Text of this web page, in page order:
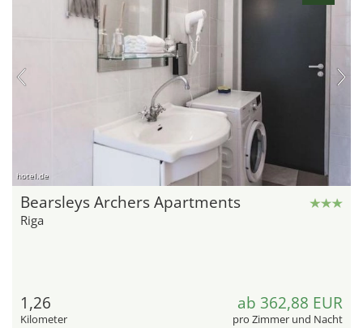
hotel.de
Bearsleys Archers Apartments
Riga
1,26
Kilometer
ab 362,88 EUR
pro Zimmer und Nacht